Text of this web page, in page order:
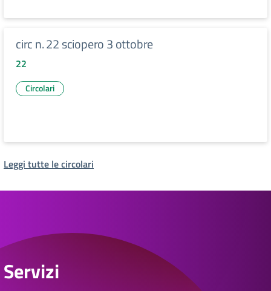
circ n. 22 sciopero 3 ottobre
22
Circolari
Leggi tutte le circolari
Servizi